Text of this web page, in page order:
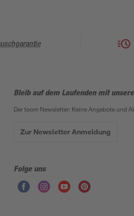
Bleib auf dem Laufenden mit
Der toom Newsletter: Keine Angebote und
Zur Newsletter Anmeldung
Folge uns